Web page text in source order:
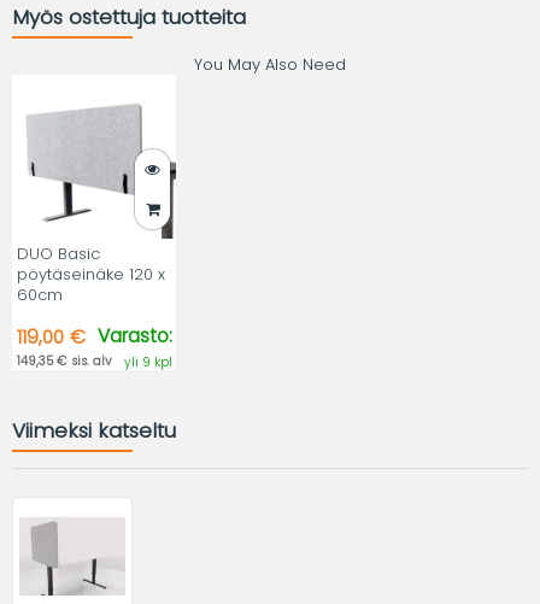
Myös ostettuja tuotteita
You May Also Need
DUO Basic
pöytäseinäke 120 x
60cm
119,00 €
149,35 € sis. alv
Varasto:
yli 9 kpl
Viimeksi katseltu